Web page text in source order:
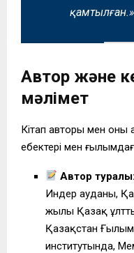
қамтылған.»
Автор және
мәлімет
Кітап авторы мен оның
еңбектері мен
Автор туралы:
Индер ауданы,
жылы Қазақ
Қазақстан Ғылым
институтында,